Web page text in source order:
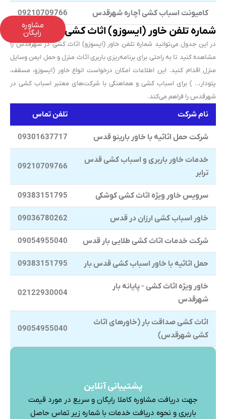
کامیونت اسباب کشی آچاره شهرقدس 09210709766
شماره تلفن خاور (ایسوزو) اثاث کشی در شهرقدس
در این جدول می‌توانید شماره تلفن خاور (ایسوزو) اثاث کشی در شهرقدس را
مشاهده کنید تا به راحتی برای برنامه‌ریزی باربری اثاث منزل و حمل ایمن وسایل
منزل اقدام کنید. این اطلاعات امکان درخواست انواع خاور (ایسوزو، مسقف،
پتودار،.. ) برای اسباب کشی و هماهنگی با شرکت‌های معتبر اسباب کشی در
شهرقدس را فراهم می‌کند.
نام شرکت تلفن تماس
شرکت حمل اثاثیه با خاور بارینو قدس 09301637717
خدمات خاور باربری و اسباب کشی قدس
ترابر
09210709766
سرویس خاور ویژه اثاث کشی کوشکی 09383151795
خاور اسباب کشی ارزان در قدس 09036780262
شرکت خدمات اثاث کشی طلایی بار قدس 09054955040
حمل اثاثیه با خاور اسباب کشی قدس بار 09383151795
خاور ویژه اثاث کشی - پایانه بار
شهرقدس
02122930004
اثاث کشی صداقت بار (خاورهای اثاث
کشی شهرقدس)
09054955040
پشتیبانی آنلاین
جهت دریافت مشاوره کاملا رایگان و سریع در مورد قیمت
باربری و نحوه دریافت خدمات با شماره زیر تماس حاصل
مشاوره
رایگان